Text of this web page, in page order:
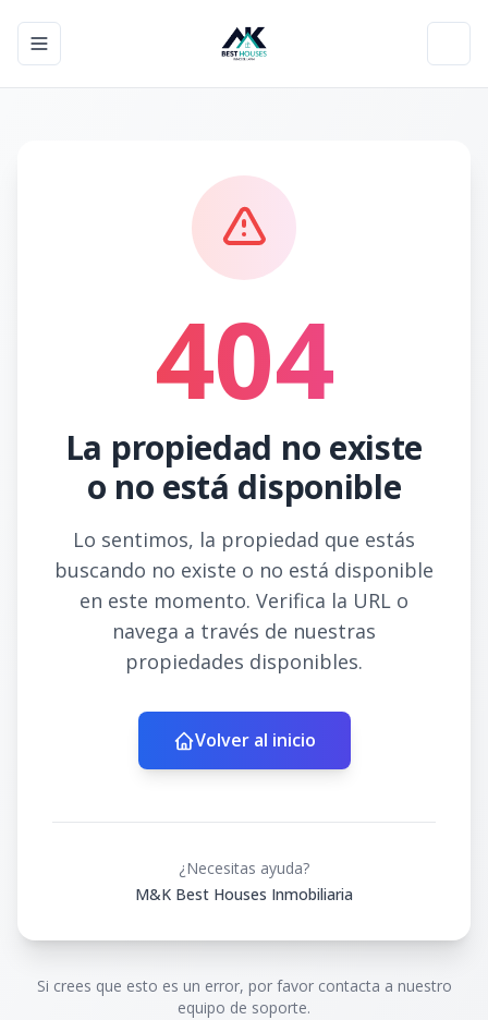
Toggle navigation menu
404
La propiedad no existe
o no está disponible
Lo sentimos, la propiedad que estás
buscando no existe o no está disponible
en este momento. Verifica la URL o
navega a través de nuestras
propiedades disponibles.
Volver al inicio
¿Necesitas ayuda?
M&K Best Houses Inmobiliaria
Si crees que esto es un error, por favor contacta a nuestro
equipo de soporte.